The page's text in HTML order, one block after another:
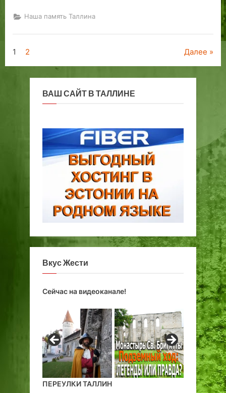
Наша память Таллина
Пагинация
записей
1 2 Далее
ВАШ САЙТ В ТАЛЛИНЕ
Вкус Жести
Сейчас на видеоканале!
ПЕРЕУЛКИ ТАЛЛИН